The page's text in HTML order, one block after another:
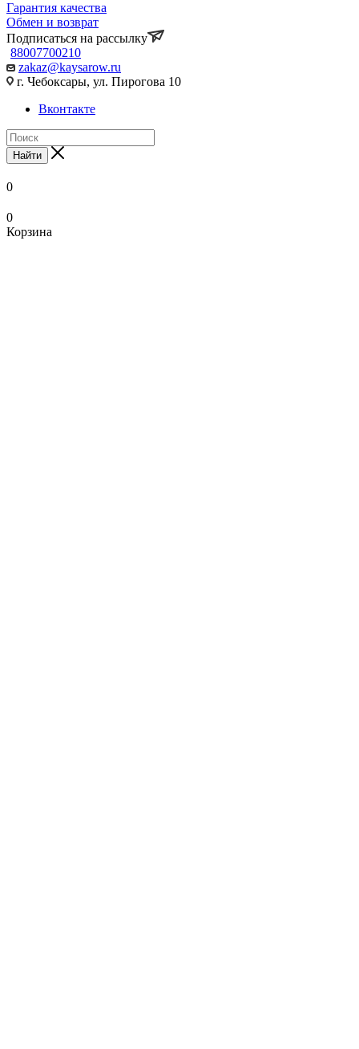
Гарантия качества
Обмен и возврат
Подписаться на рассылку
88007700210
zakaz@kaysarow.ru
г. Чебоксары, ул. Пирогова 10
Вконтакте
Найти
0
0
Корзина